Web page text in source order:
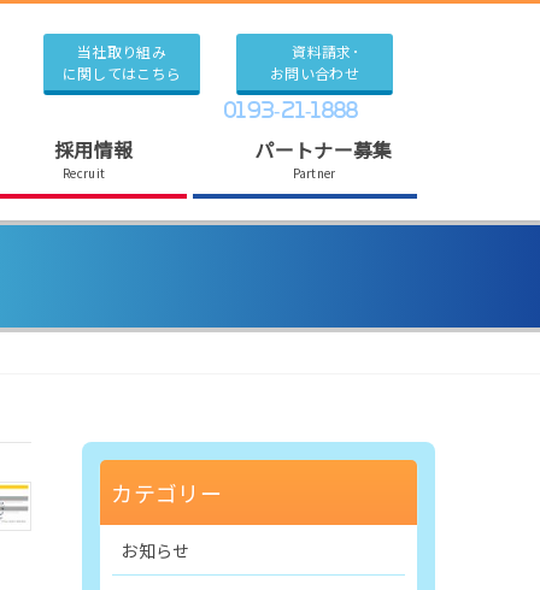
資料請求･
お問い合わせ
0193-21-1888
当社取り組み
に関してはこちら
採用情報
Recruit
パートナー募集
Partner
カテゴリー
お知らせ